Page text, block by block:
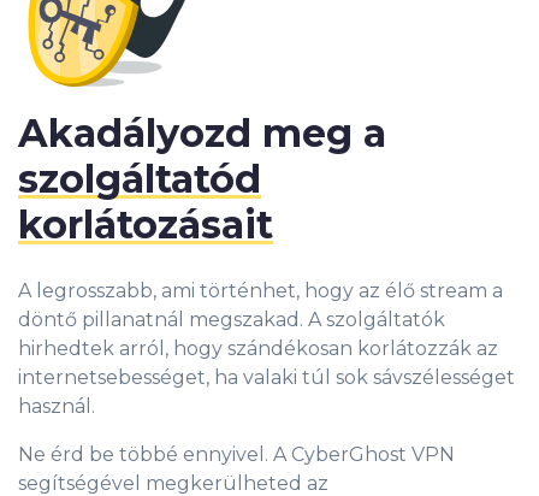
A legrosszabb, ami történhet, hogy az élő stream a
döntő pillanatnál megszakad. A szolgáltatók
hirhedtek arról, hogy szándékosan korlátozzák az
internetsebességet, ha valaki túl sok sávszélességet
használ.
Ne érd be többé ennyivel. A CyberGhost VPN
segítségével megkerülheted az
Akadályozd meg a
szolgáltatód
korlátozásait